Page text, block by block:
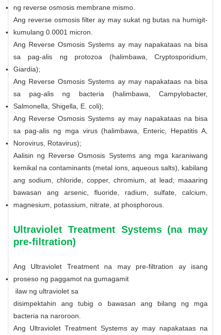
ng reverse osmosis membrane mismo.
Ang reverse osmosis filter ay may sukat ng butas na humigit-
kumulang 0.0001 micron.
Ang Reverse Osmosis Systems ay may napakataas na bisa
sa pag-alis ng protozoa (halimbawa, Cryptosporidium,
Giardia);
Ang Reverse Osmosis Systems ay may napakataas na bisa
sa pag-alis ng bacteria (halimbawa, Campylobacter,
Salmonella, Shigella, E. coli);
Ang Reverse Osmosis Systems ay may napakataas na bisa
sa pag-alis ng mga virus (halimbawa, Enteric, Hepatitis A,
Norovirus, Rotavirus);
Aalisin ng Reverse Osmosis Systems ang mga karaniwang
kemikal na contaminants (metal ions, aqueous salts), kabilang
ang sodium, chloride, copper, chromium, at lead; maaaring
bawasan ang arsenic, fluoride, radium, sulfate, calcium,
magnesium, potassium, nitrate, at phosphorous.
Ultraviolet Treatment Systems (na may
pre-filtration)
Ang Ultraviolet Treatment na may pre-filtration ay isang
proseso ng paggamot na gumagamit
ilaw ng ultraviolet sa
disimpektahin ang tubig o bawasan ang bilang ng mga
bacteria na naroroon.
Ang Ultraviolet Treatment Systems ay may napakataas na